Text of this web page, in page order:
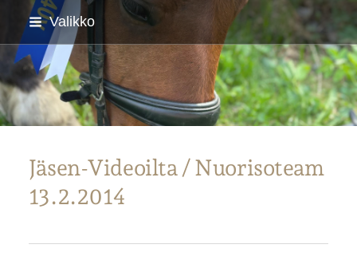
Siirry
sivun
sisältöön
Valikko
Parkanon Ratsastajat
Jäsen-Videoilta / Nuorisoteam
13.2.2014